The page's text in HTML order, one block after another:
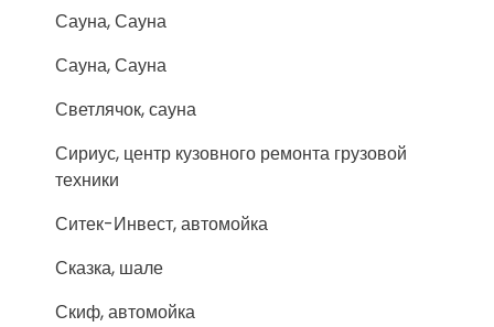
Сауна, Сауна
Сауна, Сауна
Светлячок, сауна
Сириус, центр кузовного ремонта грузовой
техники
Ситек-Инвест, автомойка
Сказка, шале
Скиф, автомойка